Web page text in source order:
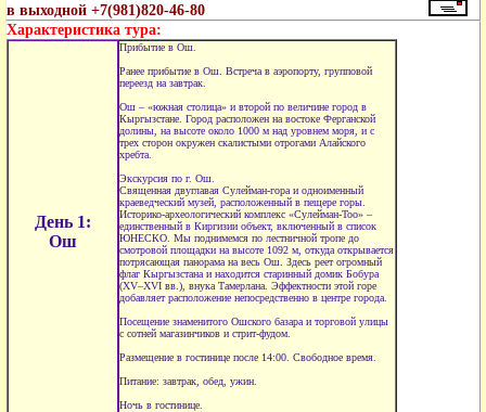
в выходной +7(981)820-46-80
Характеристика тура:
День 1:
Ош
Прибытие в Ош.
Ранее прибытие в Ош. Встреча в аэропорту, групповой
переезд на завтрак.
Ош – «южная столица» и второй по величине город в
Кыргызстане. Город расположен на востоке Ферганской
долины, на высоте около 1000 м над уровнем моря, и с
трех сторон окружен скалистыми отрогами Алайского
хребта.
Экскурсия по г. Ош.
Священная двуглавая Сулейман-гора и одноименный
краеведческий музей, расположенный в пещере горы.
Историко-археологический комплекс «Сулейман-Тоо» –
единственный в Киргизии объект, включенный в список
ЮНЕСКО. Мы поднимемся по лестничной тропе до
смотровой площадки на высоте 1092 м, откуда открывается
потрясающая панорама на весь Ош. Здесь реет огромный
флаг Кыргызстана и находится старинный домик Бобура
(XV–XVI вв.), внука Тамерлана. Эффектности этой горе
добавляет расположение непосредственно в центре города.
Посещение знаменитого Ошского базара и торговой улицы
с сотней магазинчиков и стрит-фудом.
Размещение в гостинице после 14:00. Свободное время.
Питание: завтрак, обед, ужин.
Ночь в гостинице.